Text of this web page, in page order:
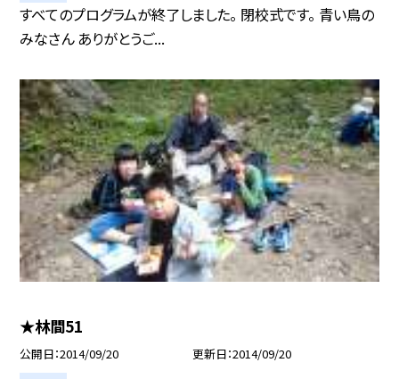
すべてのプログラムが終了しました。 閉校式です。 青い鳥の
みなさん ありがとうご...
★林間51
公開日 2014/09/20 更新日 2014/09/20